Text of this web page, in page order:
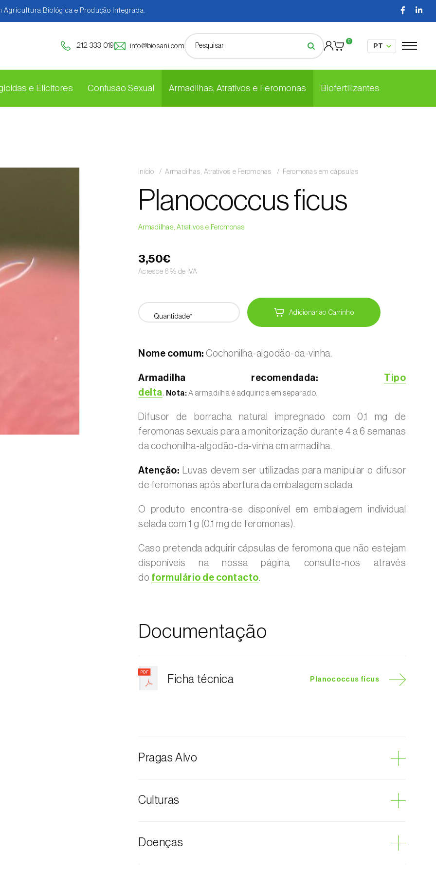
Agricultura Biológica e Produção Integrada.
212 333 019 info@biosani.com
0
e Elicitores Confusão Sexual Armadilhas, Atrativos e Feromonas Biofertilizantes
Início Armadilhas, Atrativos e Feromonas Feromonas em cápsulas
Planococcus ficus
Armadilhas, Atrativos e Feromonas
3,50€
Acresce 6% de IVA
Quantidade* Adicionar ao Carrinho
Nome comum: Cochonilha-algodão-da-vinha.
Armadilha recomendada:
Tipo
delta. Nota:A armadilha é adquirida em separado.
Difusor de borracha natural impregnado com 0,1 mg de
feromonas sexuais para a monitorização durante 4 a 6 semanas
da cochonilha-algodão-da-vinha em armadilha.
Atenção: Luvas devem ser utilizadas para manipular o difusor
de feromonas após abertura da embalagem selada.
O produto encontra-se disponível em embalagem individual
selada com 1 g (0,1 mg de feromonas).
Caso pretenda adquirir cápsulas de feromona que não estejam
disponíveis na nossa página, consulte-nos através
do formulário de contacto.
Documentação
Ficha técnica Planococcus ficus
Pragas Alvo
Cochonilhas
Culturas
Abóbora
Doenças